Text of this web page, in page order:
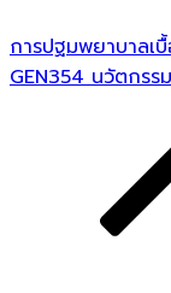
การปฐมพยาบาลเ
GEN354 นวัตกรร